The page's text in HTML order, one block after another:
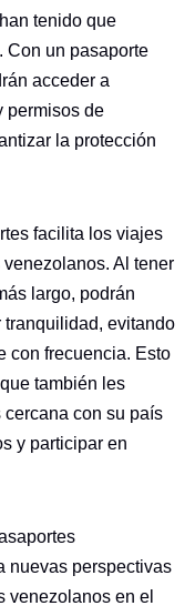
tenido que
Con un pasaporte
acceder a
permisos de
la protección
facilita los viajes
Al tener
largo, podrán
evitando
con frecuencia. Esto
también les
con su país
y participar en
nuevas perspectivas
venezolanos en el